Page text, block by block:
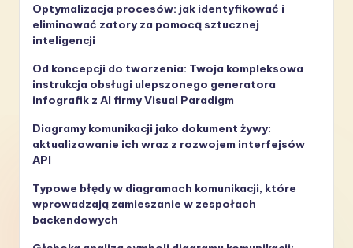
Optymalizacja procesów: jak identyfikować i
eliminować zatory za pomocą sztucznej
inteligencji
Od koncepcji do tworzenia: Twoja kompleksowa
instrukcja obsługi ulepszonego generatora
infografik z AI firmy Visual Paradigm
Diagramy komunikacji jako dokument żywy:
aktualizowanie ich wraz z rozwojem interfejsów
API
Typowe błędy w diagramach komunikacji, które
wprowadzają zamieszanie w zespołach
backendowych